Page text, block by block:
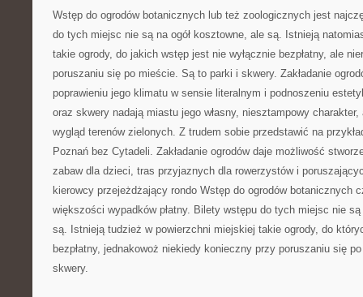
Wstęp do ogrodów botanicznych lub też zoologicznych jest
do tych miejsc nie są na ogół kosztowne, ale są. Istnieją
takie ogrody, do jakich wstęp jest nie wyłącznie bezpłatny, ale
poruszaniu się po mieście. Są to parki i skwery. Zakładanie
poprawieniu jego klimatu w sensie literalnym i podnoszeniu
oraz skwery nadają miastu jego własny, niesztampowy
wygląd terenów zielonych. Z trudem sobie przedstawić na
Poznań bez Cytadeli. Zakładanie ogrodów daje możliwość
zabaw dla dzieci, tras przyjaznych dla rowerzystów i
kierowcy przejeżdżający rondo Wstęp do ogrodów botanicznych
większości wypadków płatny. Bilety wstępu do tych miejsc nie są
są. Istnieją tudzież w powierzchni miejskiej takie ogrody, do
bezpłatny, jednakowoż niekiedy konieczny przy poruszaniu się
skwery.